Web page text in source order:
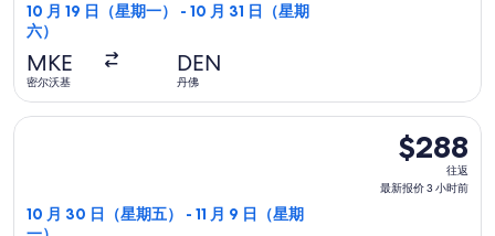
1
前
10 月 19 日（星期一） - 10 月 31 日（星期
六）
MKE
密尔沃基
DEN
丹佛
$288
往
返,
$288
往返
最新报价 3 小时前
10 月 30 日（星期五） - 11 月 9 日（星期
选择美國西南航空航班，10 月 30 日（星期五）从密尔沃基